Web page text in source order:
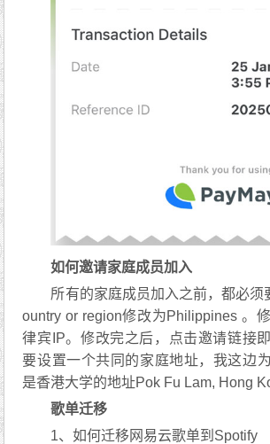
如何邀请家庭成员加入
所有的家庭成员加入之前，都必须
ountry or region修改为Philippines 。
律宾IP。修改完之后，点击邀请链接
要设置一个共同的家庭地址，我这边
是香港大学的地址Pok Fu Lam, Hong
歌单迁移
1、如何迁移网易云歌单到Spotify